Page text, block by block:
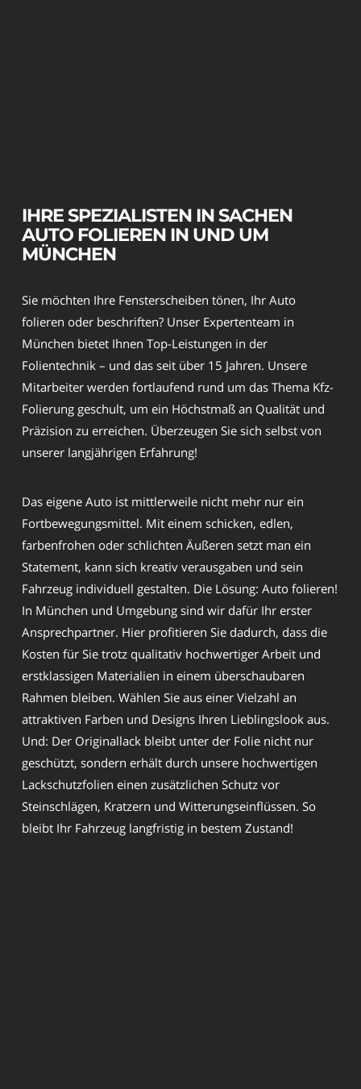
IHRE SPEZIALISTEN IN SACHEN
AUTO FOLIEREN IN UND UM
MÜNCHEN
Sie möchten Ihre Fensterscheiben tönen, Ihr Auto
folieren oder beschriften? Unser Expertenteam in
München bietet Ihnen Top-Leistungen in der
Folientechnik – und das seit über 15 Jahren. Unsere
Mitarbeiter werden fortlaufend rund um das Thema Kfz-
Folierung geschult, um ein Höchstmaß an Qualität und
Präzision zu erreichen. Überzeugen Sie sich selbst von
unserer langjährigen Erfahrung!
Das eigene Auto ist mittlerweile nicht mehr nur ein
Fortbewegungsmittel. Mit einem schicken, edlen,
farbenfrohen oder schlichten Äußeren setzt man ein
Statement, kann sich kreativ verausgaben und sein
Fahrzeug individuell gestalten. Die Lösung: Auto folieren!
In München und Umgebung sind wir dafür Ihr erster
Ansprechpartner. Hier profitieren Sie dadurch, dass die
Kosten für Sie trotz qualitativ hochwertiger Arbeit und
erstklassigen Materialien in einem überschaubaren
Rahmen bleiben. Wählen Sie aus einer Vielzahl an
attraktiven Farben und Designs Ihren Lieblingslook aus.
Und: Der Originallack bleibt unter der Folie nicht nur
geschützt, sondern erhält durch unsere hochwertigen
Lackschutzfolien einen zusätzlichen Schutz vor
Steinschlägen, Kratzern und Witterungseinflüssen. So
bleibt Ihr Fahrzeug langfristig in bestem Zustand!